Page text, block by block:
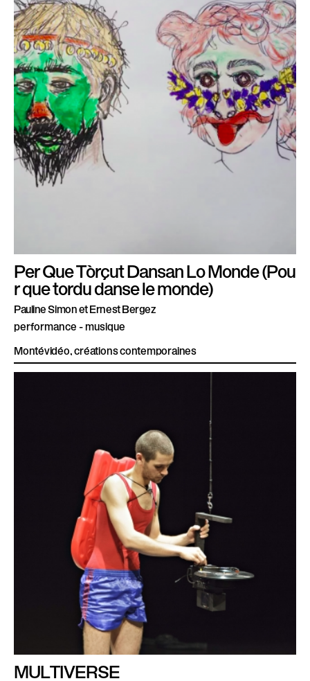
Per Que Tòrçut Dansan Lo Monde (Pou
r que tordu danse le monde)
Pauline Simon et Ernest Bergez
performance - musique
Montévidéo, créations contemporaines
MULTIVERSE